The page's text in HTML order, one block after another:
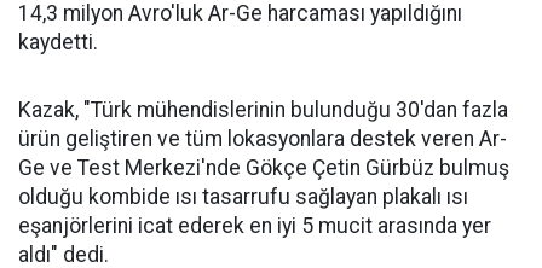
14,3 milyon Avro'luk Ar-Ge harcaması yapıldığını
kaydetti.
Kazak, "Türk mühendislerinin bulunduğu 30'dan fazla
ürün geliştiren ve tüm lokasyonlara destek veren Ar-
Ge ve Test Merkezi'nde Gökçe Çetin Gürbüz bulmuş
olduğu kombide ısı tasarrufu sağlayan plakalı ısı
eşanjörlerini icat ederek en iyi 5 mucit arasında yer
aldı" dedi.